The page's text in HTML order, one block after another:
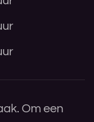
Om een